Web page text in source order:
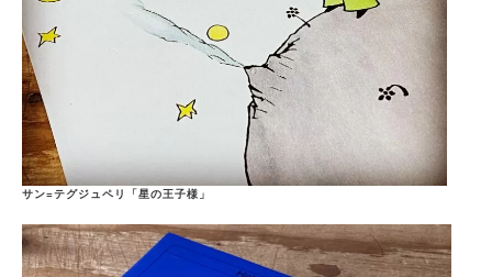
サン=テグジュペリ「星の王子様」